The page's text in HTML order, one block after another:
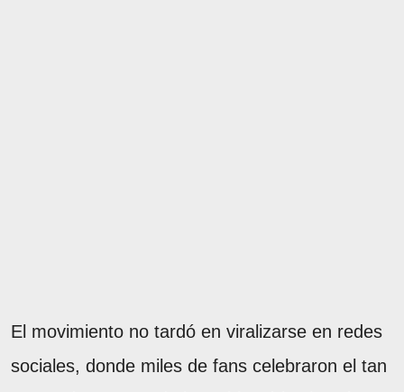
El movimiento no tardó en viralizarse en redes
sociales, donde miles de fans celebraron el tan